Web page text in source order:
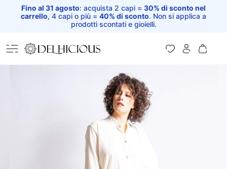
Fino al 31 agosto: acquista 2 capi = 30% di sconto nel
carrello, 4 capi o più = 40% di sconto. Non si applica a
prodotti scontati e gioielli.
Home